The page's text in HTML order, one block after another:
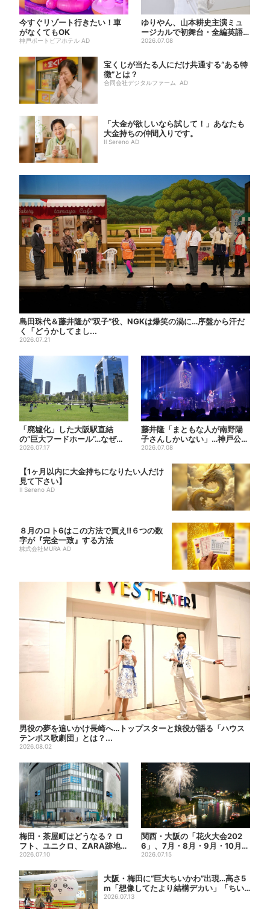
今すぐリゾート行きたい！車
がなくてもOK
神戸ポートピアホテル AD
ゆりやん、山本耕史主演ミュ
ージカルで初舞台・全編英語
「“残った人”になりたい」
2026.07.08
宝くじが当たる人にだけ共通する“ある特
徴”とは？
合同会社デジタルファーム AD
「大金が欲しいなら試して！」あなたも
大金持ちの仲間入りです。
Il Sereno AD
島田珠代＆藤井隆が“双子”役、NGKは爆笑の渦に…序盤から汗だ
く「どうかしてまし...
2026.07.21
「廃墟化」した大阪駅直結
の“巨大フードホール”…なぜ？
実は、梅田ランチ＆カフェ...
2026.07.17
藤井隆「まともな人が南野陽
子さんしかいない」…神戸公演
は“一番クレイジー”？
2026.07.08
【1ヶ月以内に大金持ちになりたい人だけ
見て下さい】
Il Sereno AD
８月のロト6はこの方法で買え!!６つの数
字が『完全一致』する方法
株式会社MURA AD
男役の夢を追いかけ長崎へ…トップスターと娘役が語る「ハウス
テンボス歌劇団」とは？...
2026.08.02
梅田・茶屋町はどうなる？ ロ
フト、ユニクロ、ZARA跡地に
新店続々…再開発も予定
2026.07.10
関西・大阪の「花火大会202
6」、7月・8月・9月・10月開
催まとめ
2026.07.15
大阪・梅田に“巨大ちいかわ”出現…高さ5
m「想像してたより結構デカい」「ちい
さ…...
2026.07.13